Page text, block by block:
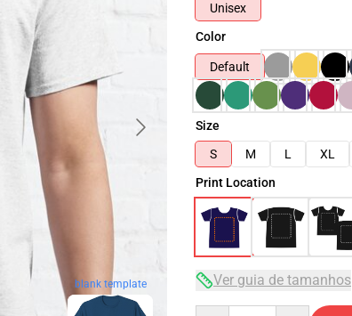
blank template
Unisex
Color
Default
Size
S
M L XL
Print Location
Ver guia de tamanhos